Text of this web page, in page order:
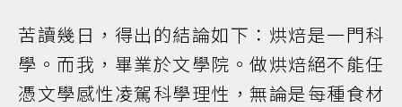
苦讀幾日，得出的結論如下：烘焙是一門科
學。而我，畢業於文學院。做烘焙絕不能任
憑文學感性凌駕科學理性，無論是每種食材